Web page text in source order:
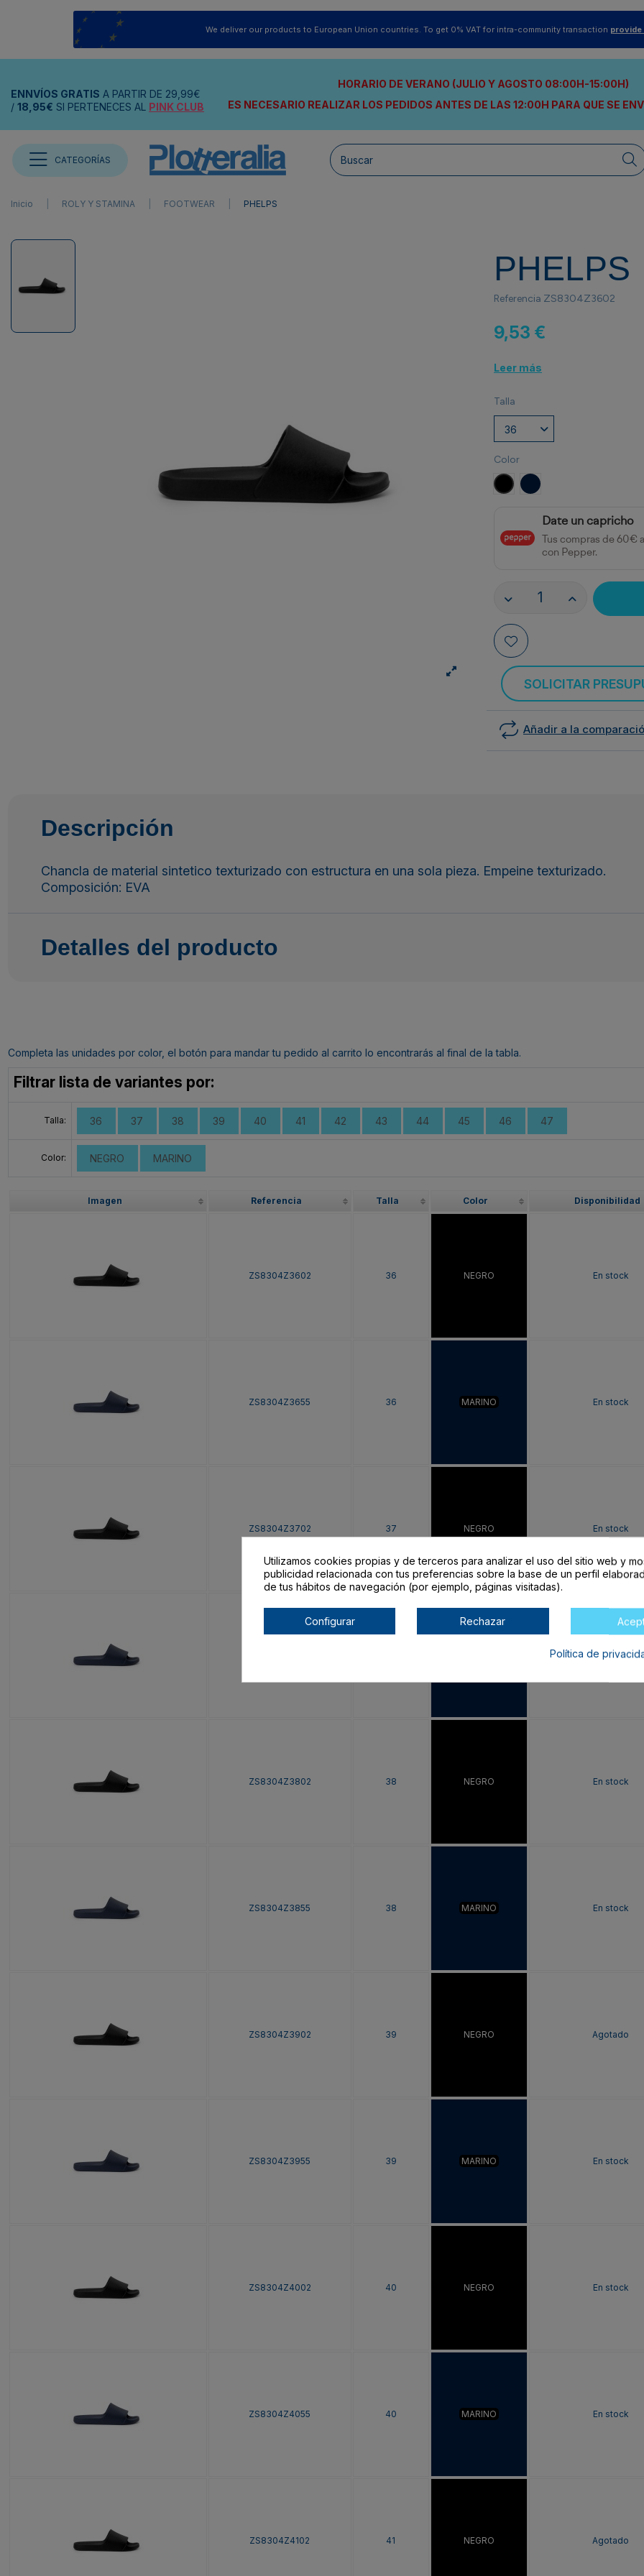
We deliver our products to European Union countries. To get 0% VAT for intra-community transaction provide
ENNVÍOS GRATIS A PARTIR DE 29,99€
/ 18,95€ SI PERTENECES AL PINK CLUB
HORARIO DE VERANO (JULIO Y AGOSTO 08:00H-15:00H)
ES NECESARIO REALIZAR LOS PEDIDOS ANTES DE LAS 12:00H PARA QUE SE
CATEGORÍAS
Inicio ROLY Y STAMINA FOOTWEAR PHELPS
PHELPS
Referencia ZS8304Z3602
9,53 €
Leer más
Talla
Color
NEGRO MARINO
Date un capricho
Tus compras de
con Pepper.
SOLICITAR
Añadir a la
Descripción
Chancla de material sintetico texturizado con estructura en una sola pieza. Empeine texturizado.
Composición: EVA
Detalles del producto
Completa las unidades por color, el botón para mandar tu pedido al carrito lo encontrarás al final de la tabla.
Filtrar lista de variantes por:
Talla: 36 37 38 39 40 41 42 43 44 45 46 47
Color: NEGRO MARINO
Imagen Referencia Talla Color Disponibilidad
ZS8304Z3602 36 NEGRO En stock
ZS8304Z3655 36 MARINO En stock
ZS8304Z3702 37 NEGRO En stock
En stock
ZS8304Z3802 38 NEGRO En stock
ZS8304Z3855 38 MARINO En stock
ZS8304Z3902 39 NEGRO Agotado
ZS8304Z3955 39 MARINO En stock
ZS8304Z4002 40 NEGRO En stock
ZS8304Z4055 40 MARINO En stock
ZS8304Z4102 41 NEGRO Agotado
Utilizamos cookies propias y de terceros para analizar el uso del sitio web y
publicidad relacionada con tus preferencias sobre la base de un perfil
de tus hábitos de navegación (por ejemplo, páginas visitadas).
Configurar Rechazar
Política de